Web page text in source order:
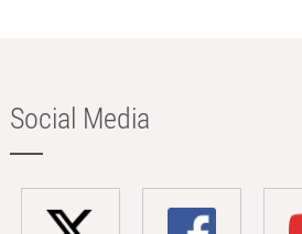
Social Media